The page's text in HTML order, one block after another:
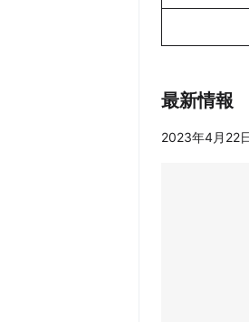
最新情報
2023年4月22